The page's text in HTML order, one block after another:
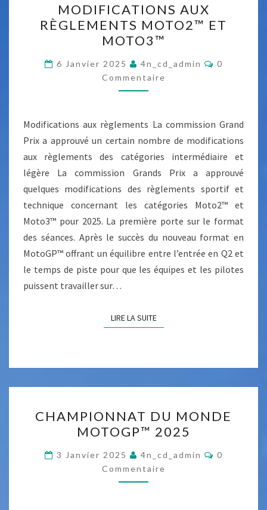
U
M
O
T
O
G
™
P
A
R
L
I
B
E
R
T
E
O
D
I
F
I
C
T
I
O
N
S
A
U
X
R
È
E
N
T
M
O
T
O
2
MODIFICATIONS AUX
RÈGLEMENTS MOTO2™ ET
MOTO3™
6 Janvier 2025 4n_cd_admin
C
A
I
R
E
0
Commentaire
Modifications aux règlements La commission Grand
Prix a approuvé un certain nombre de modifications
aux règlements des catégories intermédiaire et
légère La commission Grands Prix a approuvé
quelques modifications des règlements sportif et
technique concernant les catégories Moto2™ et
Moto3™ pour 2025. La première porte sur le format
des séances. Après le succès du nouveau format en
MotoGP™ offrant un équilibre entre l’entrée en Q2 et
le temps de piste pour que les équipes et les pilotes
puissent travailler sur…
LIRE LA SUITELIRE LA SUITE
H
A
M
P
I
CHAMPIONNAT DU MONDE
MOTOGP™ 2025
3 Janvier 2025 4n_cd_admin
C
0
Commentaire